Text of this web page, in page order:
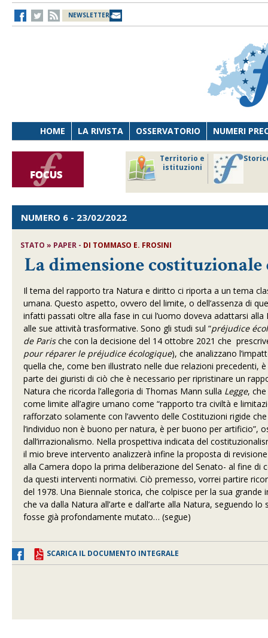
NEWSLETTER
HOME LA RIVISTA OSSERVATORIO NUMERI
Territorio e
istituzioni
NUMERO 6 - 23/02/2022
STATO » PAPER - DI TOMMASO E. FROSINI
La dimensione
Il tema del rapporto tra Natura e diritto ci riporta a un tema
umana. Questo aspetto, ovvero del limite, o dell’assenza di
infatti passati oltre alla fase in cui l’uomo doveva adattarsi
alle sue attività trasformative. Sono gli studi sul “préjudice
de Parische con la decisione del 14 ottobre 2021 che
pour réparer le préjudice écologique), che analizzano
quella che, come ben illustrato nelle due relazioni precedenti,
parte dei giuristi di ciò che è necessario per ripristinare un
Natura che ricorda l’allegoria di Thomas Mann sulla Legge,
come limite all’agire umano come “rapporto tra civiltà e
rafforzato solamente con l’avvento delle Costituzioni rigide
l’individuo non è buono per natura, è per buono per artificio”,
dall’irrazionalismo. Nella prospettiva indicata del
il mio breve intervento analizzerà infine la proposta di
alla Camera dopo la prima deliberazione del Senato- al fine
da questi interventi normativi. Ciò premesso, vorrei partire
del 1978. Una Biennale storica, che colpisce per la sua
che va dalla Natura all’arte e dall’arte alla Natura, seguendo
fosse già profondamente mutato… (segue)
SCARICA IL DOCUMENTO INTEGRALE